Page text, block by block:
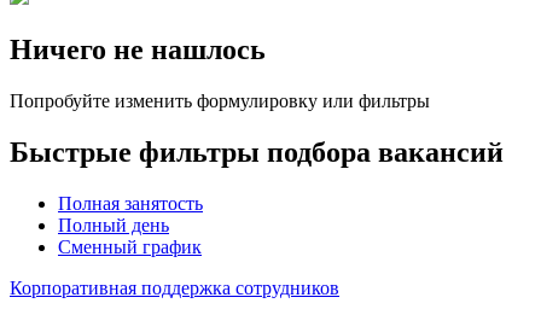
Ничего не нашлось
Попробуйте изменить формулировку или фильтры
Быстрые фильтры подбора вакансий
Полная занятость
Полный день
Сменный график
Корпоративная поддержка сотрудников